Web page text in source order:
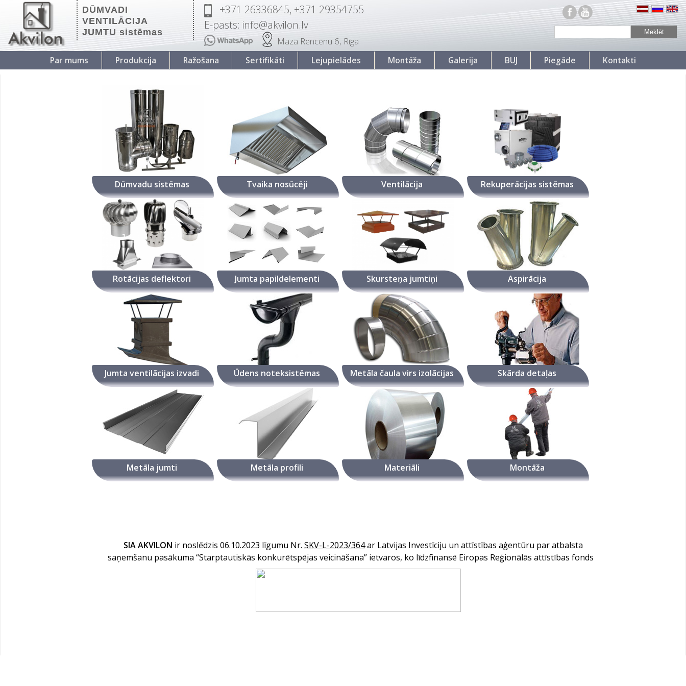
DŪMVADI
VENTILĀCIJA
JUMTU sistēmas
+371 26336845, +371 29354755
E-pasts: info@akvilon.lv
Mazā Rencēnu 6, Rīga
Kontakti
Piegāde
BUJ
Galerija
Montāža
Lejupielādes
Sertifikāti
Ražošana
Produkcija
Par mums
Dūmvadu sistēmas Tvaika nosūcēji Ventilācija Rekuperācijas sistēmas
Rotācijas deflektori Jumta papildelementi Skursteņa jumtiņi Aspirācija
Jumta ventilācijas izvadi Ūdens noteksistēmas Metāla čaula virs izolācijas Skārda detaļas
Metāla jumti Metāla profili Materiāli Montāža
SIA AKVILON ir noslēdzis 06.10.2023 līgumu Nr. SKV-L-2023/364ar Latvijas Investīciju un attīstības aģentūru par atbalsta
saņemšanu pasākuma “Starptautiskās konkurētspējas veicināšana” ietvaros, ko līdzfinansē Eiropas Reģionālās attīstības fonds